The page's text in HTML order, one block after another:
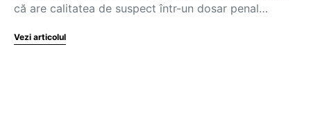
că are calitatea de suspect într-un dosar penal…
Vezi articolul